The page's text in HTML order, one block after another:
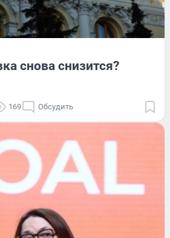
снова снизится?
169 Обсудить